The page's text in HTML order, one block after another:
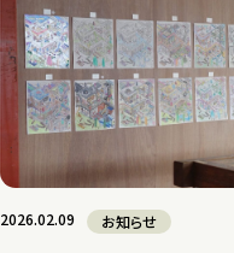
2026.02.09 お知らせ